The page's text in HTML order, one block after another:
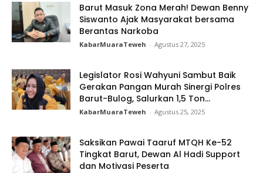
Barut Masuk Zona Merah! Dewan Benny
Siswanto Ajak Masyarakat bersama
Berantas Narkoba
KabarMuaraTeweh - Agustus 27, 2025
Legislator Rosi Wahyuni Sambut Baik
Gerakan Pangan Murah Sinergi Polres
Barut-Bulog, Salurkan 1,5 Ton...
KabarMuaraTeweh - Agustus 25, 2025
Saksikan Pawai Taaruf MTQH Ke-52
Tingkat Barut, Dewan Al Hadi Support
dan Motivasi Peserta